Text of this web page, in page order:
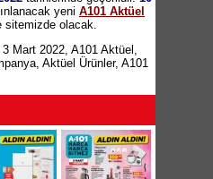
229,95 TL
Tabnacası 199,95 TL
Amaçlı Kesici 149,95 TL
Seti 69,95 TL
ve Maket Bıçağı Seti
2 USB'li Uzatma
Masa 209,95 TL
Sofrası 119,95 TL
yeni A101 Aktüel
sitemizde olacak.
3 Mart 2022 A101 Aktüel
Aktüel Ürünler, A101